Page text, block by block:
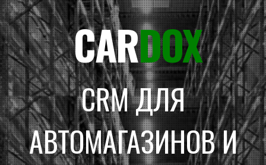
CARDOX
CRM ДЛЯ
АВТОМАГАЗИНОВ И